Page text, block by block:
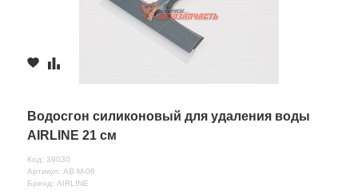
Водосгон силиконовый для удаления воды
AIRLINE 21 см
Код: 39030
Артикул: AB-M-06
Бренд: AIRLINE